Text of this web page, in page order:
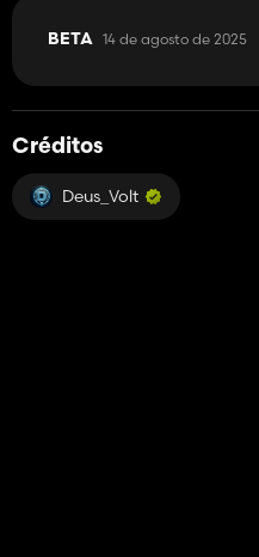
BETA 14 de agosto de 2025
Créditos
Deus_Volt